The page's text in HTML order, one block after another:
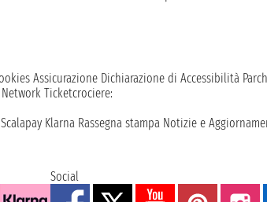
Assicurazione Dichiarazione di Accessibilità
Network Ticketcrociere:
Scalapay Klarna Rassegna stampa Notizie e
Social